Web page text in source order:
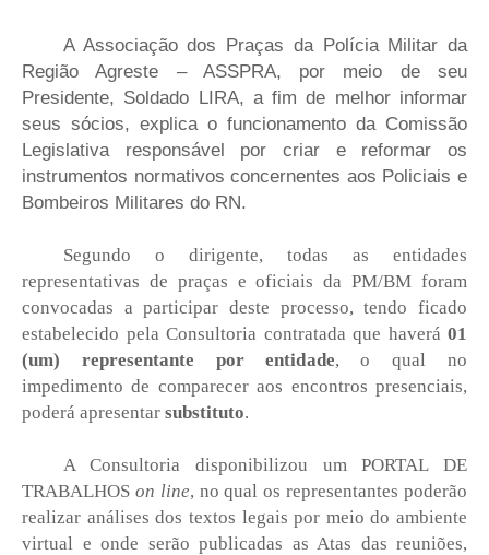
A Associação dos Praças da Polícia Militar da
Região Agreste – ASSPRA, por meio de seu
Presidente, Soldado LIRA, a fim de melhor informar
seus sócios, explica o funcionamento da Comissão
Legislativa responsável por criar e reformar os
instrumentos normativos concernentes aos Policiais e
Bombeiros Militares do RN.
Segundo o dirigente, todas as entidades
representativas de praças e oficiais da PM/BM foram
convocadas a participar deste processo, tendo ficado
estabelecido pela Consultoria contratada que haverá 01
(um) representante por entidade, o qual no
impedimento de comparecer aos encontros presenciais,
poderá apresentar substituto.
A Consultoria disponibilizou um PORTAL DE
TRABALHOS on line, no qual os representantes poderão
realizar análises dos textos legais por meio do ambiente
virtual e onde serão publicadas as Atas das reuniões,